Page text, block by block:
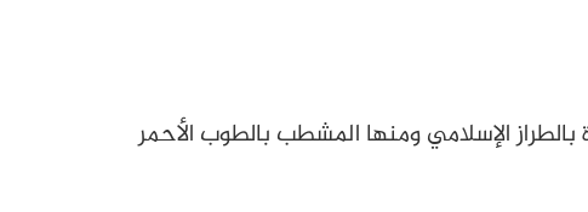
الإسلامي ومنها المشطب بالطوب الأحمر